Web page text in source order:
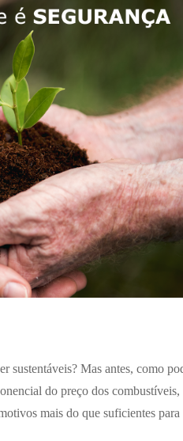
sustentáveis? Mas antes, como
do preço dos
mais do que suficientes